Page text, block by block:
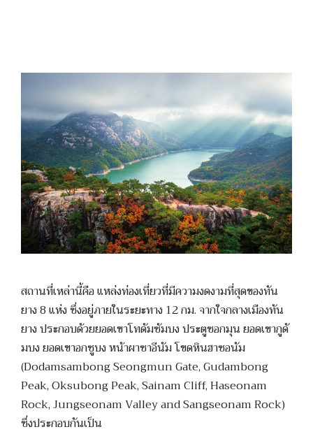
สถานที่เหล่านี้คือ แหล่งท่องเที่ยวที่มีความงดงามที่สุดของทัน
ยาง 8 แห่ง ซึ่งอยู่ภายในระยะทาง 12 กม. จากใจกลางเมืองทัน
ยาง ประกอบด้วยยอดเขาโทดัมซัมบง ประตูซอกมุน ยอดเขากูดั
มบง ยอดเขาอกซูบง หน้าผาซาอีนัม โขดหินฮาซอนัม
(Dodamsambong Seongmun Gate, Gudambong
Peak, Oksubong Peak, Sainam Cliff, Haseonam
Rock, Jungseonam Valley and Sangseonam Rock)
ซึ่งประกอบกันเป็น